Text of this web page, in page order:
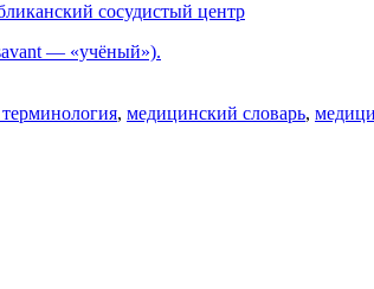
сосудистый центр
— «учёный»).
, медицинский словарь,